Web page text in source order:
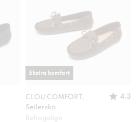
CLOU COMFORT,
Seilersko
4.3
Behagelige
Ekstra komfort